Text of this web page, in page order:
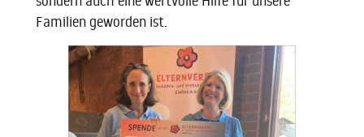
Familien geworden ist.